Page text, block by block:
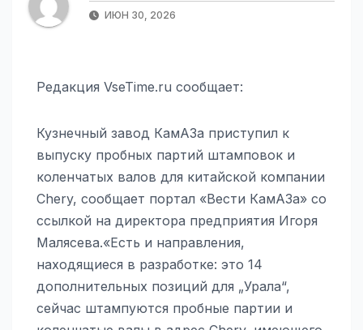
ИЮН 30, 2026
Редакция VseTime.ru сообщает:
Кузнечный завод КамАЗа приступил к
выпуску пробных партий штамповок и
коленчатых валов для китайской компании
Chery, сообщает портал «Вести КамАЗа» со
ссылкой на директора предприятия Игоря
Малясева.«Есть и направления,
находящиеся в разработке: это 14
дополнительных позиций для „Урала“,
сейчас штампуются пробные партии и